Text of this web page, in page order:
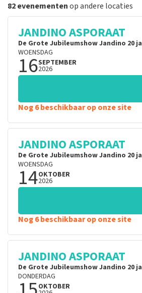
82 evenementenop andere locaties
JANDINO ASPORAAT
De Grote Jubileumshow Jandino 20
WOENSDAG
16SEPTEMBER
2026
Nog 6 beschikbaar op onze site
JANDINO ASPORAAT
De Grote Jubileumshow Jandino 20
WOENSDAG
14OKTOBER
2026
Nog 6 beschikbaar op onze site
JANDINO ASPORAAT
De Grote Jubileumshow Jandino 20
DONDERDAG
OKTOBER